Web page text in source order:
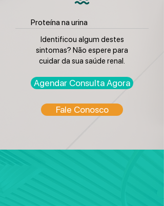
Proteína na urina
Identificou algum destes
sintomas? Não espere para
cuidar da sua saúde renal.
Agendar Consulta Agora
Fale Conosco